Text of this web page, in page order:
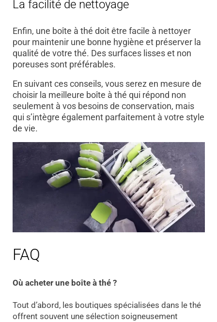
La facilité de nettoyage
Enfin, une boîte à thé doit être facile à nettoyer
pour maintenir une bonne hygiène et préserver la
qualité de votre thé. Des surfaces lisses et non
poreuses sont préférables.
En suivant ces conseils, vous serez en mesure de
choisir la meilleure boîte à thé qui répond non
seulement à vos besoins de conservation, mais
qui s’intègre également parfaitement à votre style
de vie.
FAQ
Où acheter une boîte à thé ?
Tout d’abord, les boutiques spécialisées dans le thé
offrent souvent une sélection soigneusement